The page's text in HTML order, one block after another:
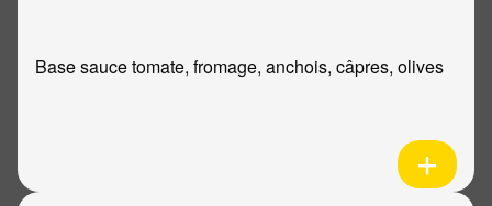
Base sauce tomate, fromage, anchois, câpres, olives